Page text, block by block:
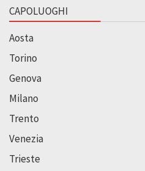
CAPOLUOGHI
Aosta
Torino
Genova
Milano
Trento
Venezia
Trieste